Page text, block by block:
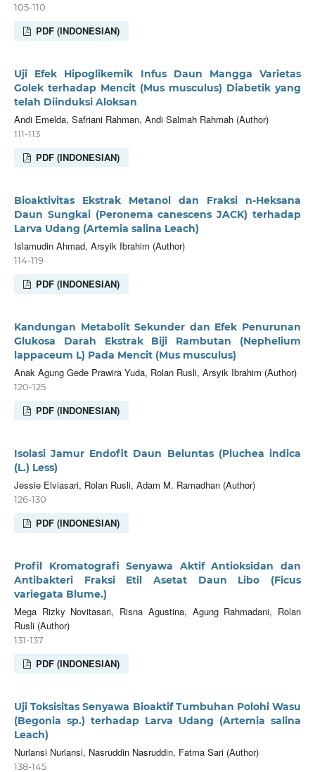
105-110
PDF (INDONESIAN)
Uji Efek Hipoglikemik Infus Daun Mangga Varietas
Golek terhadap Mencit (Mus musculus) Diabetik yang
telah Diinduksi Aloksan
Andi Emelda, Safriani Rahman, Andi Salmah Rahmah (Author)
111-113
PDF (INDONESIAN)
Bioaktivitas Ekstrak Metanol dan Fraksi n-Heksana
Daun Sungkai (Peronema canescens JACK) terhadap
Larva Udang (Artemia salina Leach)
Islamudin Ahmad, Arsyik Ibrahim (Author)
114-119
PDF (INDONESIAN)
Kandungan Metabolit Sekunder dan Efek Penurunan
Glukosa Darah Ekstrak Biji Rambutan (Nephelium
lappaceum L) Pada Mencit (Mus musculus)
Anak Agung Gede Prawira Yuda, Rolan Rusli, Arsyik Ibrahim (Author)
120-125
PDF (INDONESIAN)
Isolasi Jamur Endofit Daun Beluntas (Pluchea indica
(L.) Less)
Jessie Elviasari, Rolan Rusli, Adam M. Ramadhan (Author)
126-130
PDF (INDONESIAN)
Profil Kromatografi Senyawa Aktif Antioksidan dan
Antibakteri Fraksi Etil Asetat Daun Libo (Ficus
variegata Blume.)
Mega Rizky Novitasari, Risna Agustina, Agung Rahmadani, Rolan
Rusli (Author)
131-137
PDF (INDONESIAN)
Uji Toksisitas Senyawa Bioaktif Tumbuhan Polohi Wasu
(Begonia sp.) terhadap Larva Udang (Artemia salina
Leach)
Nurlansi Nurlansi, Nasruddin Nasruddin, Fatma Sari (Author)
138-145